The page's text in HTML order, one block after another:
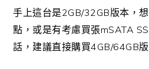
手上這台是2GB/32GB版本，
點，或是有考慮買張mSATA
話，建議直接購買4GB/64GB